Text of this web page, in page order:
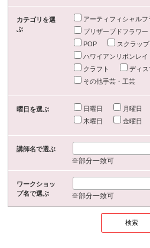
カテゴリを選
ぶ
アーティフィシャルフ
プリザーブドフラワー
POP
スクラッ
ハワイアンリボンレイ
クラフト
ディス
その他手芸・工芸
曜日を選ぶ 日曜日 月曜日
木曜日
金曜日
講師名で選ぶ
※部分一致可
ワークショッ
プ名で選ぶ
※部分一致可